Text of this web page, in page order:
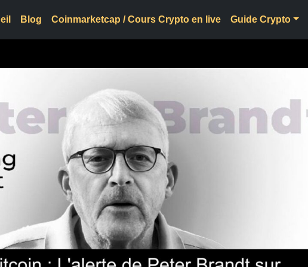
Blog Coinmarketcap / Cours Crypto en live Guide Crypto